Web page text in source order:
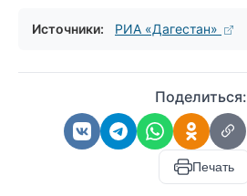
Источники: РИА «Дагестан»
Поделиться:
Печать